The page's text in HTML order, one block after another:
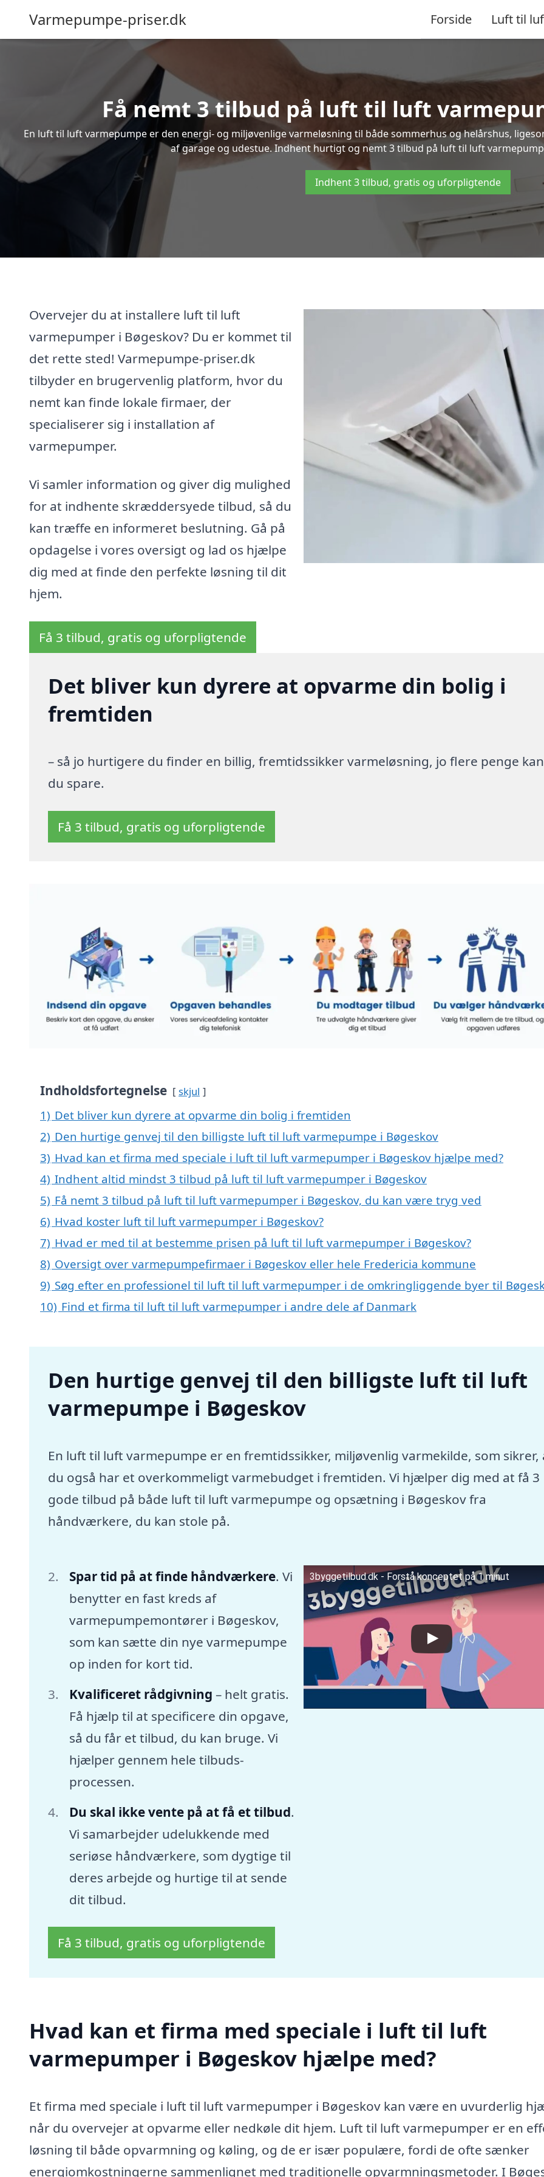
Varmepumpe-priser.dk Forside Luft til
Få nemt 3 tilbud på luft til luft
En luft til luft varmepumpe er den energi- og miljøvenlige varmeløsning til både sommerhus og helårshus,
af garage og udestue. Indhent hurtigt og nemt 3 tilbud på luft til luft
Indhent 3 tilbud, gratis og uforpligtende
Overvejer du at installere luft til luft
varmepumper i Bøgeskov? Du er kommet til
det rette sted! Varmepumpe-priser.dk
tilbyder en brugervenlig platform, hvor du
nemt kan finde lokale firmaer, der
specialiserer sig i installation af
varmepumper.
Vi samler information og giver dig mulighed
for at indhente skræddersyede tilbud, så du
kan træffe en informeret beslutning. Gå på
opdagelse i vores oversigt og lad os hjælpe
dig med at finde den perfekte løsning til dit
hjem.
Få 3 tilbud, gratis og uforpligtende
Det bliver kun dyrere at opvarme din bolig i
fremtiden
– så jo hurtigere du finder en billig, fremtidssikker varmeløsning, jo flere penge kan
du spare.
Få 3 tilbud, gratis og uforpligtende
Indholdsfortegnelse skjul
1) Det bliver kun dyrere at opvarme din bolig i fremtiden
2) Den hurtige genvej til den billigste luft til luft varmepumpe i Bøgeskov
3) Hvad kan et firma med speciale i luft til luft varmepumper i Bøgeskov hjælpe med?
4) Indhent altid mindst 3 tilbud på luft til luft varmepumper i Bøgeskov
5) Få nemt 3 tilbud på luft til luft varmepumper i Bøgeskov, du kan være tryg ved
6) Hvad koster luft til luft varmepumper i Bøgeskov?
7) Hvad er med til at bestemme prisen på luft til luft varmepumper i Bøgeskov?
8) Oversigt over varmepumpefirmaer i Bøgeskov eller hele Fredericia kommune
9) Søg efter en professionel til luft til luft varmepumper i de omkringliggende byer til
10) Find et firma til luft til luft varmepumper i andre dele af Danmark
Den hurtige genvej til den billigste luft til luft
varmepumpe i Bøgeskov
En luft til luft varmepumpe er en fremtidssikker, miljøvenlig varmekilde, som sikrer,
du også har et overkommeligt varmebudget i fremtiden. Vi hjælper dig med at få 3
gode tilbud på både luft til luft varmepumpe og opsætning i Bøgeskov fra
håndværkere, du kan stole på.
Spar tid på at finde håndværkere. Vi
benytter en fast kreds af
varmepumpemontører i Bøgeskov,
som kan sætte din nye varmepumpe
op inden for kort tid.
Kvalificeret rådgivning – helt gratis.
Få hjælp til at specificere din opgave,
så du får et tilbud, du kan bruge. Vi
hjælper gennem hele tilbuds-
processen.
Du skal ikke vente på at få et tilbud.
Vi samarbejder udelukkende med
seriøse håndværkere, som dygtige til
deres arbejde og hurtige til at sende
dit tilbud.
3byggetilbud.dk - Forstå konceptet på 1 minut
Få 3 tilbud, gratis og uforpligtende
Hvad kan et firma med speciale i luft til luft
varmepumper i Bøgeskov hjælpe med?
Et firma med speciale i luft til luft varmepumper i Bøgeskov kan være en uvurderlig
når du overvejer at opvarme eller nedkøle dit hjem. Luft til luft varmepumper er en
løsning til både opvarmning og køling, og de er især populære, fordi de ofte sænker
energiomkostningerne sammenlignet med traditionelle opvarmningsmetoder. I